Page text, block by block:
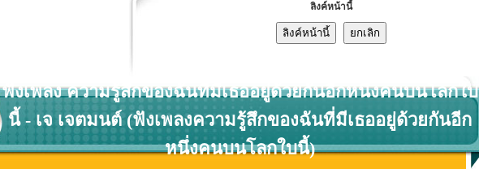
ลิงค์หน้านี้
ฟังเพลง ความรู้สึกของฉันที่มีเธออยู่ด้วยกันอีกหนึ่งคนบนโลกใบ
นี้ - เจ เจตมนต์ (ฟังเพลงความรู้สึกของฉันที่มีเธออยู่ด้วยกันอีก
หนึ่งคนบนโลกใบนี้)